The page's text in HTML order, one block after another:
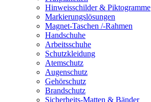
Hinweisschilder & Piktogramme
Markierungslösungen
Magnet-Taschen /-Rahmen
Handschuhe
Arbeitsschuhe
Schutzkleidung
Atemschutz
Augenschutz
Gehörschutz
Brandschutz
Sicherheits-Matten & Bänder